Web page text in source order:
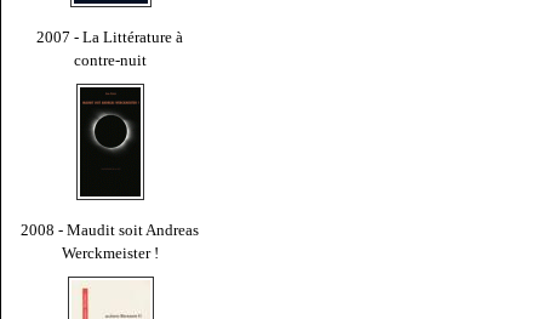
2007 - La Littérature à
contre-nuit
2008 - Maudit soit Andreas
Werckmeister !